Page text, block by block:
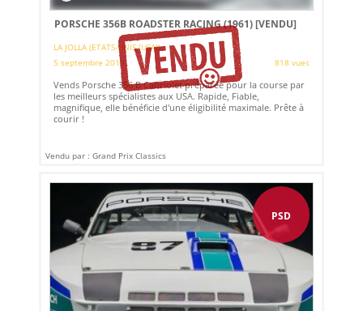
PORSCHE 356B ROADSTER RACING (1961)[VENDU]
LA JOLLA (ETATS-UNIS (USA))
5 septembre 2019
818 vues
Vends Porsche 356 B Cabriolet préparée pour la course par
les meilleurs spécialistes aux USA. Rapide, Fiable,
magnifique, elle bénéficie d'une éligibilité maximale. Prête à
courir !
Vendu par : Grand Prix Classics
PSD